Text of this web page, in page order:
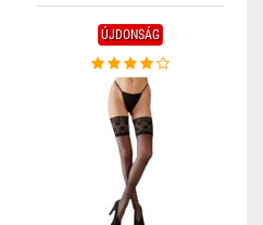
ÚJDONSÁG